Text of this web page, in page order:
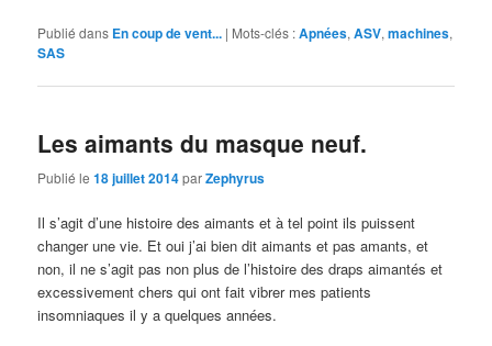
Publié dans En coup de vent... | Mots-clés :Apnées,ASV,machines,
SAS
Les aimants du masque neuf.
Publié le18 juillet 2014parZephyrus
Il s’agit d’une histoire des aimants et à tel point ils puissent
changer une vie. Et oui j’ai bien dit aimants et pas amants, et
non, il ne s’agit pas non plus de l’histoire des draps aimantés et
excessivement chers qui ont fait vibrer mes patients
insomniaques il y a quelques années.